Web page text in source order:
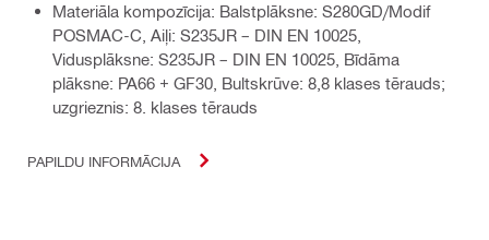
Materiāla kompozīcija: Balstplāksne: S280GD/Modif
POSMAC-C, Aiļi: S235JR – DIN EN 10025,
Vidusplāksne: S235JR – DIN EN 10025, Bīdāma
plāksne: PA66 + GF30, Bultskrūve: 8,8 klases tērauds;
uzgrieznis: 8. klases tērauds
PAPILDU INFORMĀCIJA